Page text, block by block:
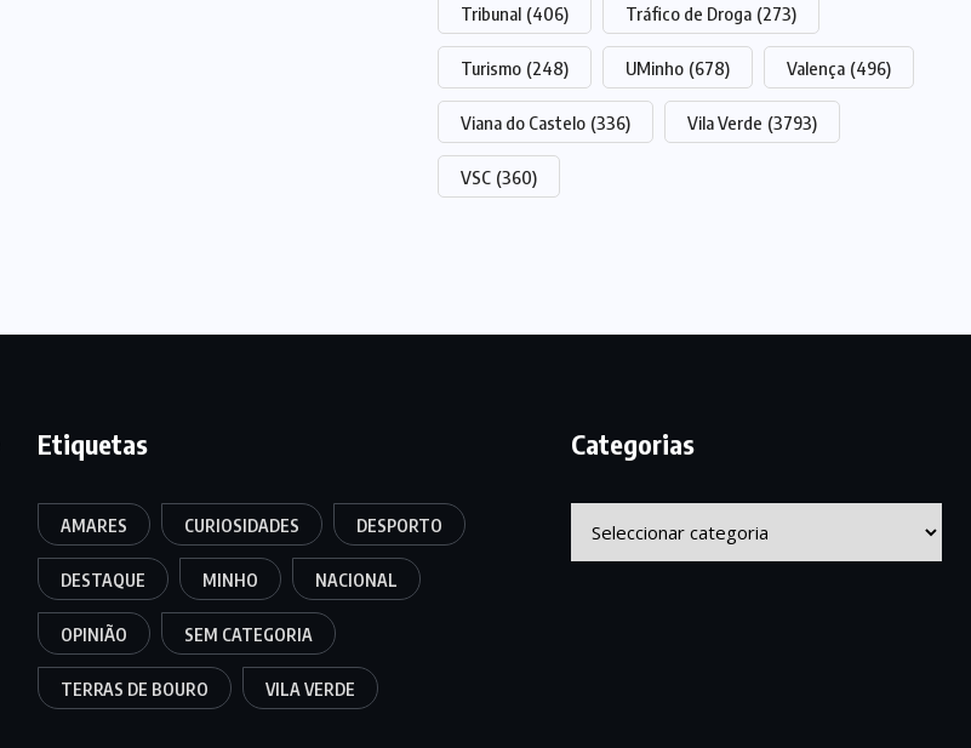
Tribunal (406) Tráfico de Droga (273)
Turismo (248) UMinho (678) Valença (496)
Viana do Castelo (336) Vila Verde (3793)
VSC (360)
Etiquetas
AMARES CURIOSIDADES DESPORTO
DESTAQUE MINHO NACIONAL
OPINIÃO SEM CATEGORIA
TERRAS DE BOURO VILA VERDE
Categorias